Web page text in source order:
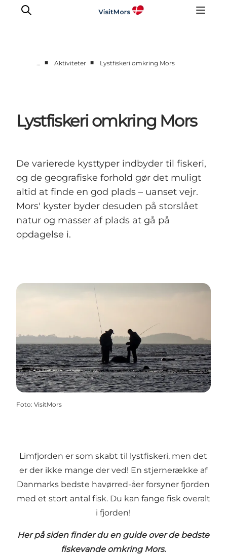
Info om Mors
Overnatning
Planlæg din tur
… ■ Aktiviteter ■ Lystfiskeri omkring Mors
Lystfiskeri omkring Mors
De varierede kysttyper indbyder til fiskeri,
og de geografiske forhold gør det muligt
altid at finde en god plads – uanset vejr.
Mors' kyster byder desuden på storslået
natur og masser af plads at gå på
opdagelse i.
Foto: VisitMors
Limfjorden er som skabt til lystfiskeri, men det
er der ikke mange der ved! En stjernerække af
Danmarks bedste havørred-åer forsyner fjorden
med et stort antal fisk. Du kan fange fisk overalt
i fjorden!
Her på siden finder du en guide over de bedste
fiskevande omkring Mors.